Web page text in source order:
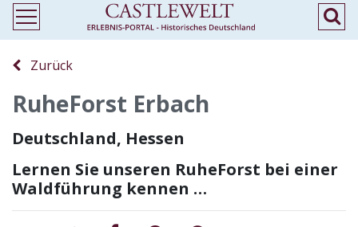
Zurück
RuheForst Erbach
Deutschland, Hessen
Lernen Sie unseren RuheForst bei einer
Waldführung kennen …